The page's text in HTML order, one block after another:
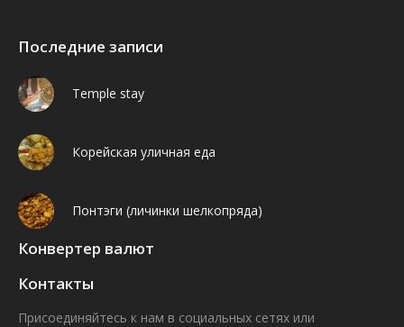
Последние записи
Temple stay
Корейская уличная еда
Понтэги (личинки шелкопряда)
Конвертер валют
Контакты
Присоединяйтесь к нам в социальных сетях или